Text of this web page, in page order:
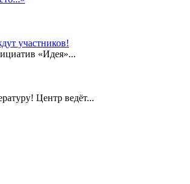
участников!
«Идея»...
Центр ведёт...